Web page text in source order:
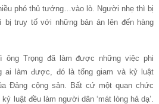
phó thủ tướng…vào lò. Người nhẹ thì bị
bị truy tố với những bản án lên đến hàng
ông Trọng đã làm được những việc phi
ai làm được, đó là tống giam và kỷ luật
Đảng cộng sản. Bất cứ một quan chức
luật đều làm người dân ‘mát lòng hả dạ’.